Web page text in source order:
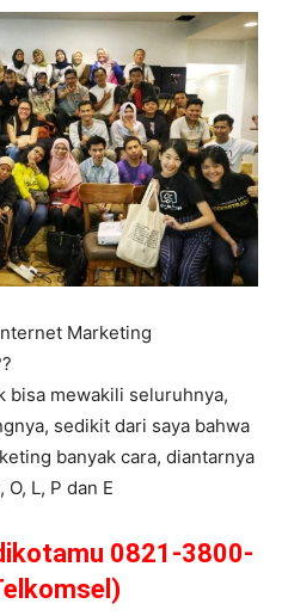
Marketing
bisa mewakili seluruhnya,
sedikit dari saya bahwa
banyak cara, diantarnya
L, P dan E
0821-3800-